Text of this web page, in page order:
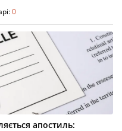
0
апостиль: